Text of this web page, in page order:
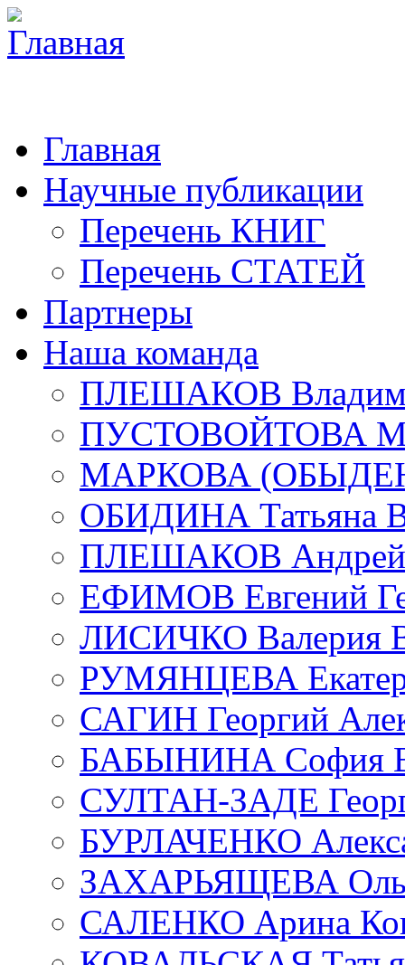
Главная
Научные публикации
Перечень КНИГ
Перечень СТАТЕЙ
Партнеры
Наша команда
ПЛЕШАКОВ
ПУСТОВОЙТОВА
МАРКОВА
ОБИДИНА Татьяна
ПЛЕШАКОВ Андрей
ЕФИМОВ Евгений
ЛИСИЧКО Валерия
РУМЯНЦЕВА
САГИН Георгий
БАБЫНИНА София
СУЛТАН-ЗАДЕ
БУРЛАЧЕНКО
ЗАХАРЬЯЩЕВА
САЛЕНКО Арина